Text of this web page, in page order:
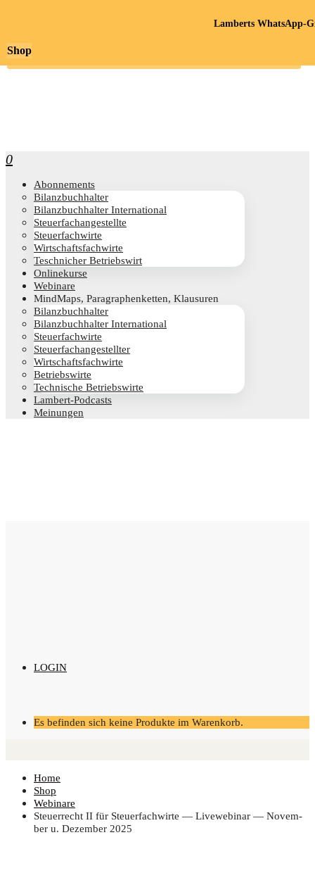
0
Abon­ne­ments
Bilanz­buch­hal­ter
Bilanz­buch­hal­ter International
Steu­er­fach­an­ge­stell­te
Steu­er­fach­wir­te
Wirt­schafts­fach­wir­te
Teschni­cher Betriebswirt
Online­kur­se
Web­i­na­re
Mind­Maps, Para­gra­phen­ket­ten, Klausuren
Bilanz­buch­hal­ter
Bilanz­buch­hal­ter International
Steu­er­fach­wir­te
Steu­er­fach­an­ge­stell­ter
Wirt­schafts­fach­wir­te
Betriebs­wir­te
Tech­ni­sche Betriebswirte
Lam­­bert-Pod­­casts
Mei­nun­gen
LOGIN
Es befinden sich keine Produkte im Warenkorb.
Home
Shop
Webinare
Steu­er­recht II für Steu­er­fach­wir­te — Live­web­i­nar — Novem­
ber u. Dezem­ber 2025
Shop
Lamberts WhatsApp-